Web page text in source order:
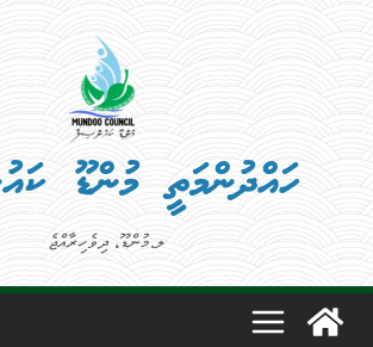
Skip
to
content
ހައްދުންމަތީ މުންޑޫ
ލ.މުންޑޫ، ދިވެހިރާއްޖެ